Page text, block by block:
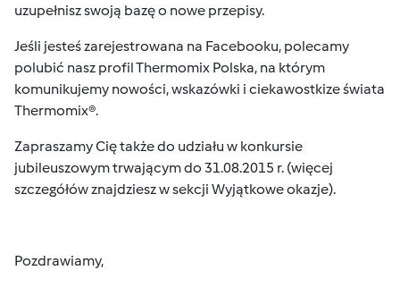
uzupełnisz swoją bazę o nowe przepisy.
Jeśli jesteś zarejestrowana na Facebooku, polecamy
polubić nasz profilThermomix Polska, na którym
komunikujemy nowości, wskazówki i ciekawostkize świata
Thermomix®.
Zapraszamy Cię także do udziału w konkursie
jubileuszowym trwającym do 31.08.2015 r. (więcej
szczegółów znajdziesz w sekcji Wyjątkowe okazje).
Pozdrawiamy,